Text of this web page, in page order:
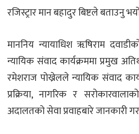
रजिस्ट्रार मान बहादुर बिष्टले बताउनु
माननिय न्यायाधिश ॠषिराम
न्यायिक संवाद कार्यक्रममा प्रमुख
रमेशराज पोख्रेलले न्यायिक संवाद
प्रक्रिया, नागरिक र
अदालतको सेवा प्रवाहबारे जानकारी